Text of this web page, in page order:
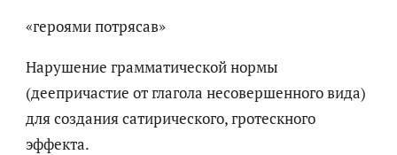
«героями потрясав»
Нарушение грамматической нормы
(деепричастие от глагола несовершенного вида)
для создания сатирического, гротескного
эффекта.